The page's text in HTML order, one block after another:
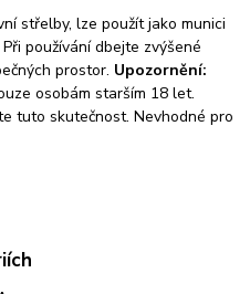
střelby, lze použít jako munici
používání dbejte zvýšené
prostor. Upozornění:
osobám starším 18 let.
tuto skutečnost. Nevhodné pro